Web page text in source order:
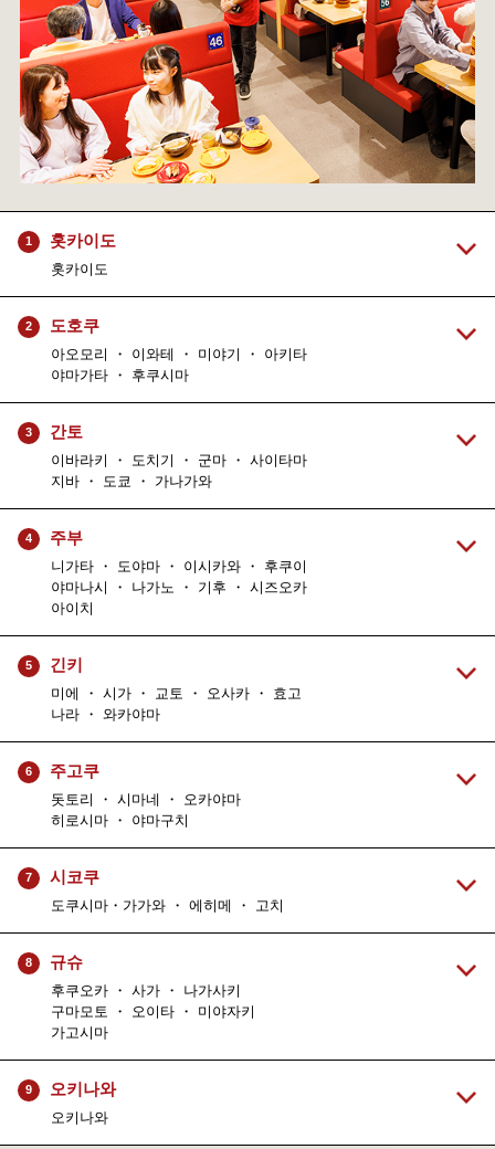
1 홋카이도
홋카이도
2 도호쿠
아오모리 ・ 이와테 ・ 미야기 ・ 아키타
야마가타 ・ 후쿠시마
3 간토
이바라키 ・ 도치기 ・ 군마 ・ 사이타마
지바 ・ 도쿄 ・ 가나가와
4 주부
니가타 ・ 도야마 ・ 이시카와 ・ 후쿠이
야마나시 ・ 나가노 ・ 기후 ・ 시즈오카
아이치
5 긴키
미에 ・ 시가 ・ 교토 ・ 오사카 ・ 효고
나라 ・ 와카야마
6 주고쿠
돗토리 ・ 시마네 ・ 오카야마
히로시마 ・ 야마구치
7 시코쿠
도쿠시마・가가와 ・ 에히메 ・ 고치
8 규슈
후쿠오카 ・ 사가 ・ 나가사키
구마모토 ・ 오이타 ・ 미야자키
가고시마
9 오키나와
오키나와